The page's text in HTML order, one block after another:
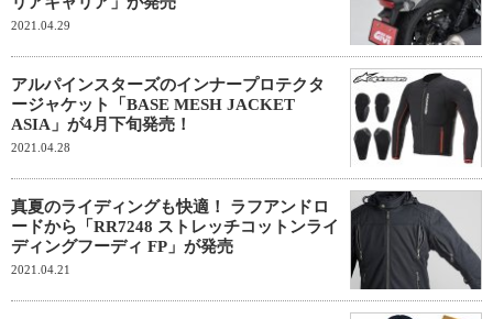
2021.04.29
アルパインスターズのインナープロテクタ
ージャケット「BASE MESH JACKET
ASIA」が4月下旬発売！
2021.04.28
真夏のライディングも快適！ ラフアンドロ
ードから「RR7248 ストレッチコットンライ
ディングフーディ FP」が発売
2021.04.21